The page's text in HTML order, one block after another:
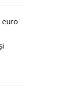
euro